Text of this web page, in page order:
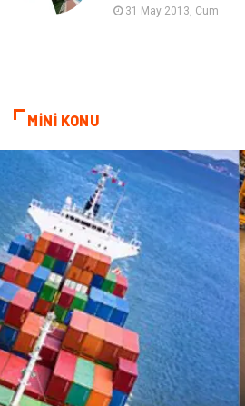
31 May 2013, Cum
MİNİ KONU